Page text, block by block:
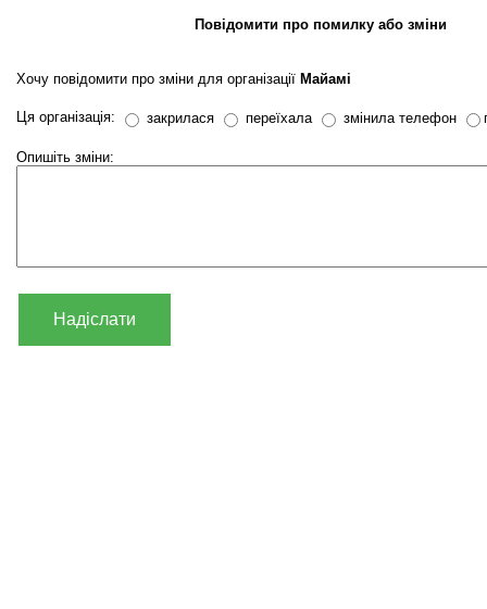
Повідомити про помилку або зміни
Хочу повідомити про зміни для організації Майамі
Ця організація: закрилася переїхала змінила телефон
Опишіть зміни:
Надіслати